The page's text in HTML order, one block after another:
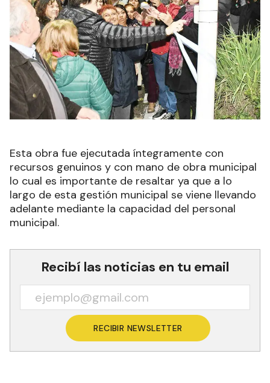
Esta obra fue ejecutada íntegramente con
recursos genuinos y con mano de obra municipal
lo cual es importante de resaltar ya que a lo
largo de esta gestión municipal se viene llevando
adelante mediante la capacidad del personal
municipal.
Recibí las noticias en tu email
RECIBIR NEWSLETTER